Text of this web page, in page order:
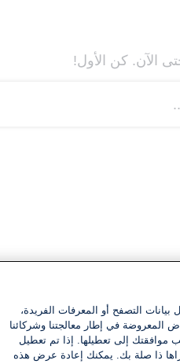
الآن. كن الأول!
بيانات التصفح أو المعرفات الفريدة،
المعروضة في إطار معالجتنا وشركائنا
موافقتك إلى تعطيلها. إذا تم تعطيل
تراها ذا صلة بك. يمكنك إعادة عرض هذه